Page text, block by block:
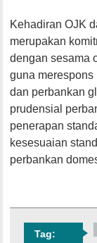
Kehadiran OJK
merupakan
dengan sesama
guna
dan perbankan
prudensial
penerapan
kesesuaian
perbankan
Tag: